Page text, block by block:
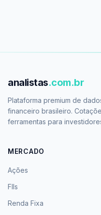
analistas.com.br
Plataforma premium de
financeiro brasileiro.
ferramentas para
MERCADO
Ações
FIIs
Renda Fixa